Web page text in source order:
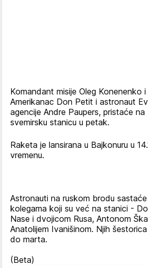
Komandant misije Oleg Konenenko
Amerikanac Don Petit i astronaut
agencije Andre Paupers, pristaće
svemirsku stanicu u petak.
Raketa je lansirana u Bajkonuru u
vremenu.
Astronauti na ruskom brodu
kolegama koji su već na stanici -
Nase i dvojicom Rusa, Antonom
Anatolijem Ivanišinom. Njih
do marta.
(Beta)